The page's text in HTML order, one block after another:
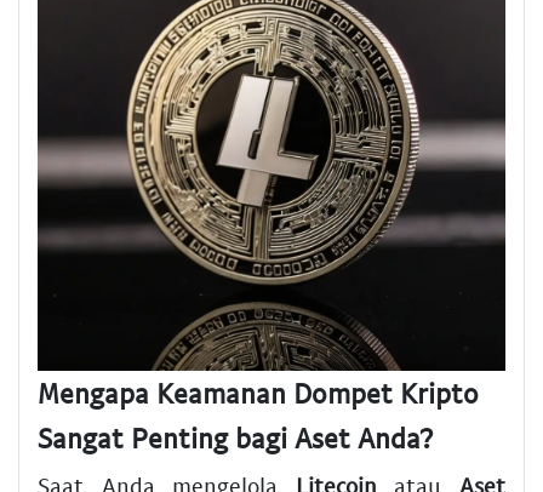
Mengapa Keamanan Dompet Kripto
Sangat Penting bagi Aset Anda?
Saat Anda mengelola Litecoin atauAset